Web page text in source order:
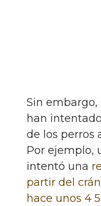
Sin embargo,
han
de los perros
Por ejemplo,
intentó una
partir del
hace unos 4